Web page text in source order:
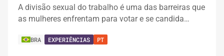
A divisão sexual do trabalho é uma das barreiras que
as mulheres enfrentam para votar e se candida…
BRA EXPERIÊNCIAS PT